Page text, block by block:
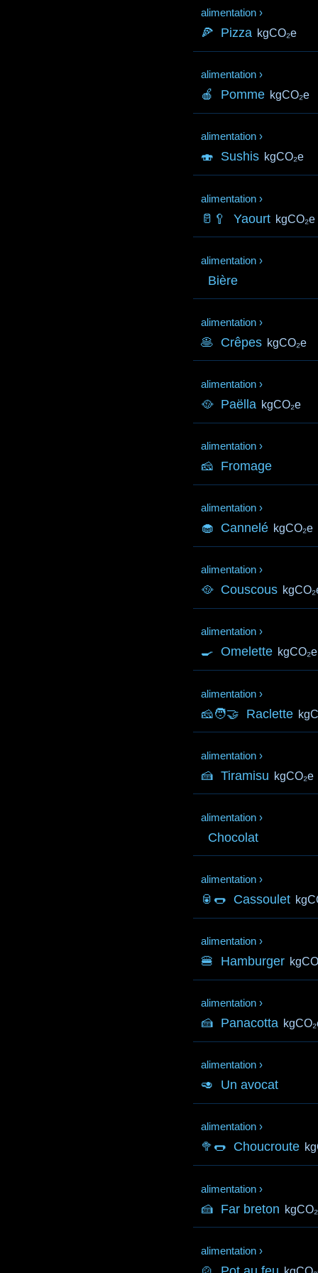
alimentation ›
🍕 Pizza kgCO₂e
alimentation ›
🍎 Pomme kgCO₂e
alimentation ›
🍣 Sushis kgCO₂e
alimentation ›
🥛🥄 Yaourt kgCO₂e
alimentation ›
Bière
alimentation ›
🥞 Crêpes kgCO₂e
alimentation ›
🥘 Paëlla kgCO₂e
alimentation ›
🧀 Fromage
alimentation ›
🧁 Cannelé kgCO₂e
alimentation ›
🥘 Couscous
alimentation ›
🍳 Omelette kgCO₂e
alimentation ›
🧀🧑‍🤝‍ Raclette
alimentation ›
🍰 Tiramisu kgCO₂e
alimentation ›
Chocolat
alimentation ›
🥫🌭 Cassoulet
alimentation ›
🍔 Hamburger
alimentation ›
🍰 Panacotta
alimentation ›
🥑 Un avocat
alimentation ›
🥦🌭 Choucroute
alimentation ›
🍰 Far breton
alimentation ›